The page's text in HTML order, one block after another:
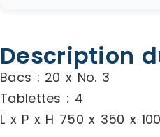
Description
Bacs : 20 x No. 3
Tablettes : 4
L x P x H 750 x 350 x